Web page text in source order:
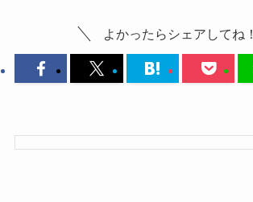
よかったらシェアしてね！